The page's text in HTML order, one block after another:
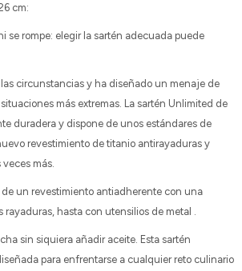
cm:
se rompe: elegir la sartén adecuada puede
circunstancias y ha diseñado un menaje de
más extremas. La sartén Unlimited de
duradera y dispone de unos estándares de
revestimiento de titanio antirayaduras y
más.
un revestimiento antiadherente con una
rayaduras, hasta con utensilios de metal .
sin siquiera añadir aceite. Esta sartén
para enfrentarse a cualquier reto culinario